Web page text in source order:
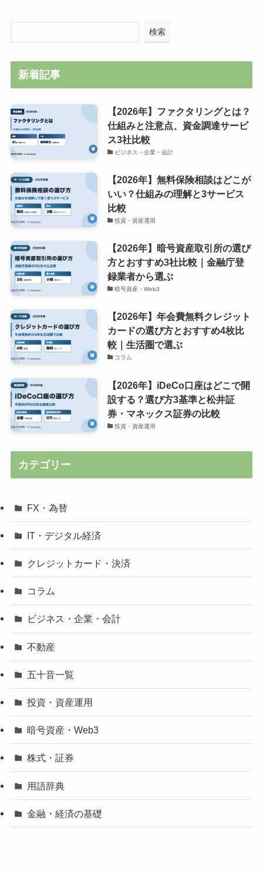
検索
新着記事
【2026年】ファクタリングとは？
仕組みと注意点、資金調達サービ
ス3社比較
ビジネス・企業・会計
【2026年】無料保険相談はどこが
いい？仕組みの理解と3サービス
比較
投資・資産運用
【2026年】暗号資産取引所の選び
方とおすすめ3社比較｜金融庁登
録業者から選ぶ
暗号資産・Web3
【2026年】年会費無料クレジット
カードの選び方とおすすめ4枚比
較｜生活圏で選ぶ
コラム
【2026年】iDeCo口座はどこで開
設する？選び方3基準と松井証
券・マネックス証券の比較
投資・資産運用
カテゴリー
FX・為替
IT・デジタル経済
クレジットカード・決済
コラム
ビジネス・企業・会計
不動産
五十音一覧
投資・資産運用
暗号資産・Web3
株式・証券
用語辞典
金融・経済の基礎